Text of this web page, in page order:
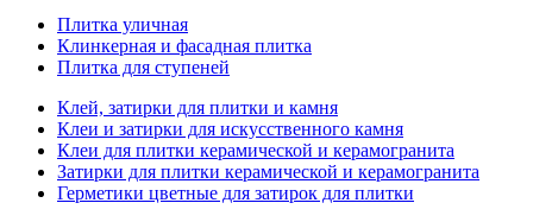
Плитка уличная
Клинкерная и фасадная плитка
Плитка для ступеней
Клей, затирки для плитки и камня
Клеи и затирки для искусственного камня
Клеи для плитки керамической и керамогранита
Затирки для плитки керамической и керамогранита
Герметики цветные для затирок для плитки